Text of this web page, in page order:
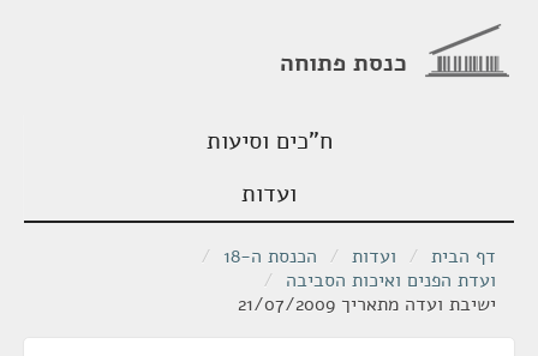
כנסת פתוחה
ח"כים וסיעות
ועדות
דף הבית / ועדות / הכנסת ה-18
/
ועדת הפנים ואיכות הסביבה /
ישיבת ועדה מתאריך 21/07/2009